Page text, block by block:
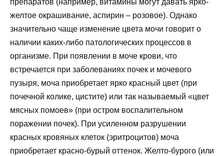
препаратов (например, витамины могут давать ярко-
желтое окрашивание, аспирин – розовое). Однако
значительно чаще изменение цвета мочи говорит о
наличии каких-либо патологических процессов в
организме. При появлении в моче крови, что
встречается при заболеваниях почек и мочевого
пузыря, моча приобретает ярко красный цвет (при
почечной колике, цистите) или так называемый «цвет
мясных помоев» (при остром воспалительном
поражении почек). При усиленном разрушении
красных кровяных клеток (эритроцитов) моча
приобретает красно-бурый оттенок. Желто-бурого (или